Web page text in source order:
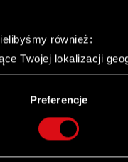
również:
Twojej lokalizacji
aktywnie
jak Twoje osobiste
cookie możesz
Preferencje
transakcjach
transakcjach